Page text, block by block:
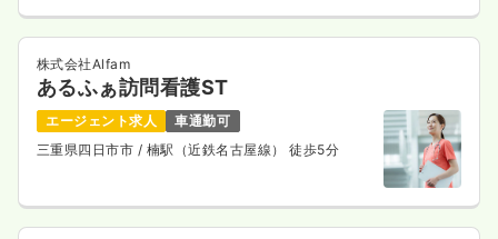
株式会社Alfam
あるふぁ訪問看護ST
エージェント求人
車通勤可
三重県四日市市 / 楠駅（近鉄名古屋線） 徒歩5分